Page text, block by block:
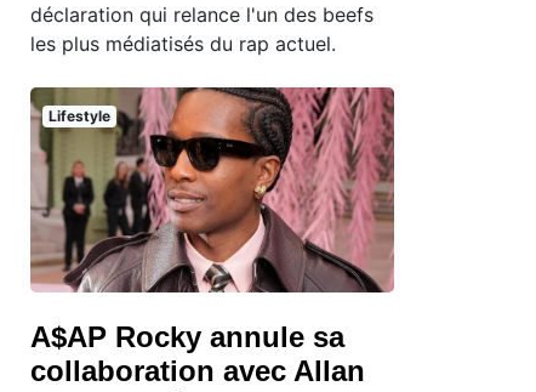
déclaration qui relance l'un des beefs
les plus médiatisés du rap actuel.
Lifestyle
A$AP Rocky annule sa
collaboration avec Allan